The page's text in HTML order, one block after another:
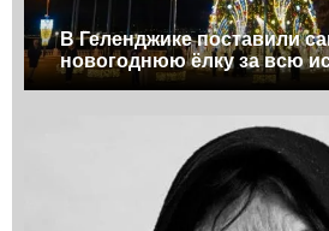
В Геленджике поставили
новогоднюю ёлку за всю